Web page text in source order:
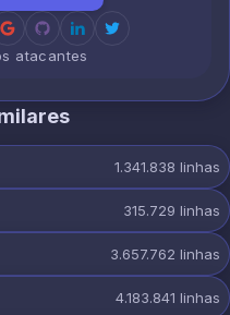
atacantes
1.341.838 linhas
315.729 linhas
3.657.762 linhas
4.183.841 linhas